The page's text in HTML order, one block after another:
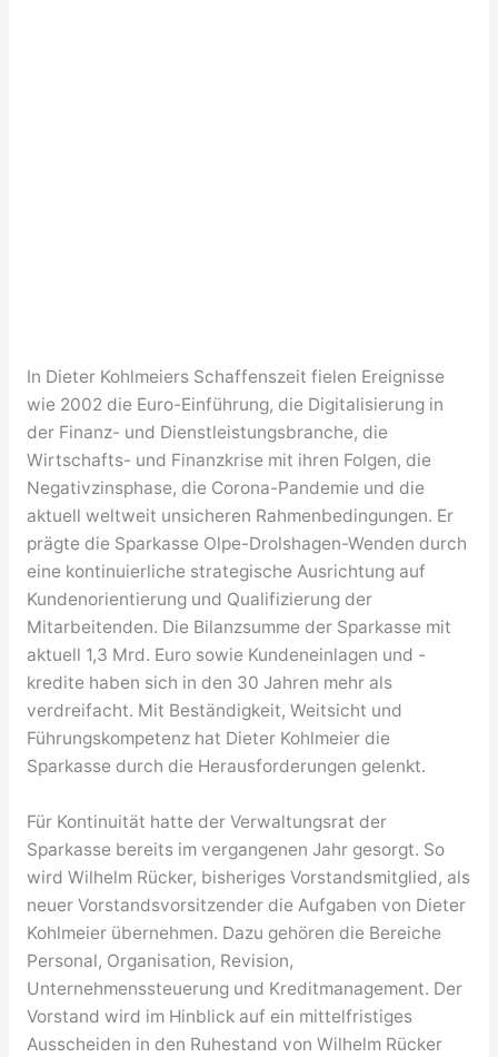
In Dieter Kohlmeiers Schaffenszeit fielen Ereignisse
wie 2002 die Euro-Einführung, die Digitalisierung in
der Finanz- und Dienstleistungsbranche, die
Wirtschafts- und Finanzkrise mit ihren Folgen, die
Negativzinsphase, die Corona-Pandemie und die
aktuell weltweit unsicheren Rahmenbedingungen. Er
prägte die Sparkasse Olpe-Drolshagen-Wenden durch
eine kontinuierliche strategische Ausrichtung auf
Kundenorientierung und Qualifizierung der
Mitarbeitenden. Die Bilanzsumme der Sparkasse mit
aktuell 1,3 Mrd. Euro sowie Kundeneinlagen und -
kredite haben sich in den 30 Jahren mehr als
verdreifacht. Mit Beständigkeit, Weitsicht und
Führungskompetenz hat Dieter Kohlmeier die
Sparkasse durch die Herausforderungen gelenkt.
Für Kontinuität hatte der Verwaltungsrat der
Sparkasse bereits im vergangenen Jahr gesorgt. So
wird Wilhelm Rücker, bisheriges Vorstandsmitglied, als
neuer Vorstandsvorsitzender die Aufgaben von Dieter
Kohlmeier übernehmen. Dazu gehören die Bereiche
Personal, Organisation, Revision,
Unternehmenssteuerung und Kreditmanagement. Der
Vorstand wird im Hinblick auf ein mittelfristiges
Ausscheiden in den Ruhestand von Wilhelm Rücker